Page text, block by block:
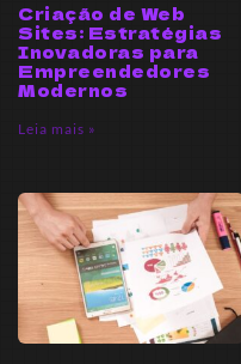
Criação de Web
Sites: Estratégias
Inovadoras para
Empreendedores
Modernos
Leia mais »